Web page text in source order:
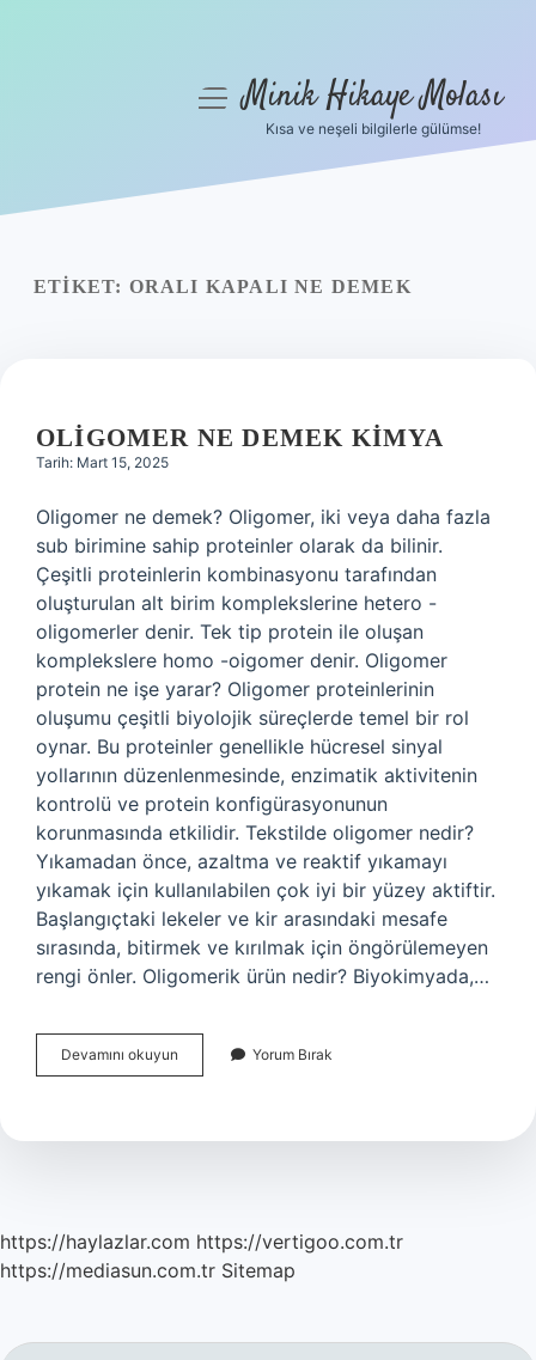
Yasal Uyarı
menüyüMinik Hikaye Molası
Kısa ve neşeli bilgilerle gülümse!
ETIKET: ORALI KAPALI NE DEMEK
OLIGOMER NE DEMEK KIMYA
Tarih: Mart 15, 2025
Oligomer ne demek? Oligomer, iki veya daha fazla
sub birimine sahip proteinler olarak da bilinir.
Çeşitli proteinlerin kombinasyonu tarafından
oluşturulan alt birim komplekslerine hetero -
oligomerler denir. Tek tip protein ile oluşan
komplekslere homo -oigomer denir. Oligomer
protein ne işe yarar? Oligomer proteinlerinin
oluşumu çeşitli biyolojik süreçlerde temel bir rol
oynar. Bu proteinler genellikle hücresel sinyal
yollarının düzenlenmesinde, enzimatik aktivitenin
kontrolü ve protein konfigürasyonunun
korunmasında etkilidir. Tekstilde oligomer nedir?
Yıkamadan önce, azaltma ve reaktif yıkamayı
yıkamak için kullanılabilen çok iyi bir yüzey aktiftir.
Başlangıçtaki lekeler ve kir arasındaki mesafe
sırasında, bitirmek ve kırılmak için öngörülemeyen
rengi önler. Oligomerik ürün nedir? Biyokimyada,…
Devamını okuyun Oligomer
Ne
Yorum Bırak
https://haylazlar.com https://vertigoo.com.tr
https://mediasun.com.tr Sitemap